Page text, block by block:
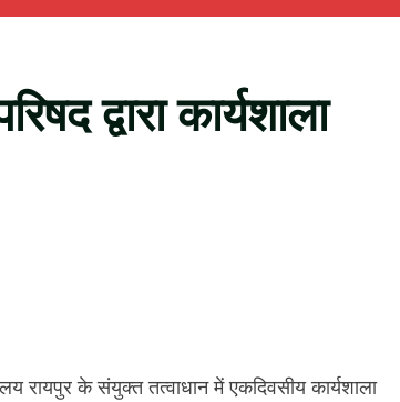
द्वारा कार्यशाला
रायपुर के संयुक्त तत्वाधान में एकदिवसीय कार्यशाला